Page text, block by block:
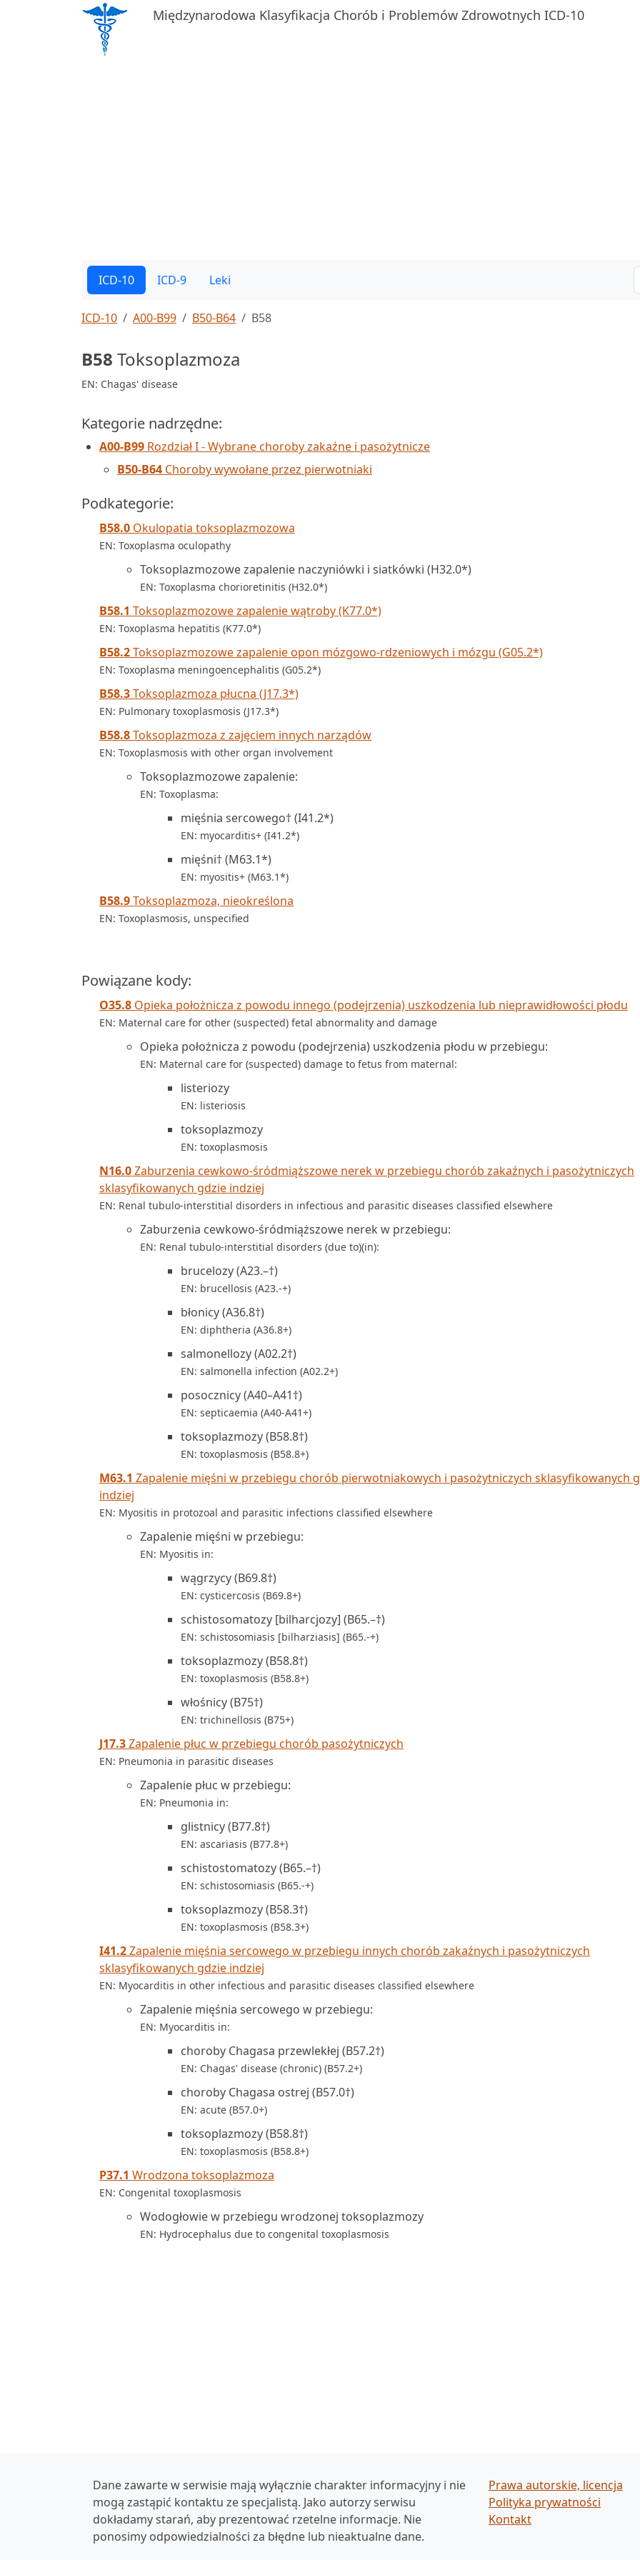
Międzynarodowa Klasyfikacja Chorób i Problemów Zdrowotnych ICD-10
ICD-10 ICD-9 Leki
ICD-10 A00-B99 B50-B64 B58
B58 Toksoplazmoza
EN: Chagas' disease
Kategorie nadrzędne:
A00-B99 Rozdział I - Wybrane choroby zakaźne i pasożytnicze
B50-B64 Choroby wywołane przez pierwotniaki
Podkategorie:
B58.0 Okulopatia toksoplazmozowa
EN: Toxoplasma oculopathy
Toksoplazmozowe zapalenie naczyniówki i siatkówki (H32.0*)
EN: Toxoplasma chorioretinitis (H32.0*)
B58.1 Toksoplazmozowe zapalenie wątroby (K77.0*)
EN: Toxoplasma hepatitis (K77.0*)
B58.2Toksoplazmozowe zapalenie opon mózgowo-rdzeniowych i mózgu (G05.2*)
EN: Toxoplasma meningoencephalitis (G05.2*)
B58.3Toksoplazmoza płucna (J17.3*)
EN: Pulmonary toxoplasmosis (J17.3*)
B58.8Toksoplazmoza z zajęciem innych narządów
EN: Toxoplasmosis with other organ involvement
Toksoplazmozowe zapalenie:
EN: Toxoplasma:
mięśnia sercowego† (I41.2*)
EN: myocarditis+ (I41.2*)
mięśni† (M63.1*)
EN: myositis+ (M63.1*)
B58.9Toksoplazmoza, nieokreślona
EN: Toxoplasmosis, unspecified
Powiązane kody:
O35.8 Opieka położnicza z powodu innego (podejrzenia) uszkodzenia lub nieprawidłowości płodu
EN: Maternal care for other (suspected) fetal abnormality and damage
Opieka położnicza z powodu (podejrzenia) uszkodzenia płodu w przebiegu:
EN: Maternal care for (suspected) damage to fetus from maternal:
listeriozy
EN: listeriosis
toksoplazmozy
EN: toxoplasmosis
N16.0Zaburzenia cewkowo-śródmiąższowe nerek w przebiegu chorób zakaźnych i pasożytniczych
sklasyfikowanych gdzie indziej
EN: Renal tubulo-interstitial disorders in infectious and parasitic diseases classified elsewhere
Zaburzenia cewkowo-śródmiąższowe nerek w przebiegu:
EN: Renal tubulo-interstitial disorders (due to)(in):
brucelozy (A23.–†)
EN: brucellosis (A23.-+)
błonicy (A36.8†)
EN: diphtheria (A36.8+)
salmonellozy (A02.2†)
EN: salmonella infection (A02.2+)
posocznicy (A40–A41†)
EN: septicaemia (A40-A41+)
toksoplazmozy (B58.8†)
EN: toxoplasmosis (B58.8+)
M63.1 Zapalenie mięśni w przebiegu chorób pierwotniakowych i pasożytniczych sklasyfikowanych
indziej
EN: Myositis in protozoal and parasitic infections classified elsewhere
Zapalenie mięśni w przebiegu:
EN: Myositis in:
wągrzycy (B69.8†)
EN: cysticercosis (B69.8+)
schistosomatozy [bilharcjozy] (B65.–†)
EN: schistosomiasis [bilharziasis] (B65.-+)
toksoplazmozy (B58.8†)
EN: toxoplasmosis (B58.8+)
włośnicy (B75†)
EN: trichinellosis (B75+)
J17.3Zapalenie płuc w przebiegu chorób pasożytniczych
EN: Pneumonia in parasitic diseases
Zapalenie płuc w przebiegu:
EN: Pneumonia in:
glistnicy (B77.8†)
EN: ascariasis (B77.8+)
schistostomatozy (B65.–†)
EN: schistosomiasis (B65.-+)
toksoplazmozy (B58.3†)
EN: toxoplasmosis (B58.3+)
I41.2Zapalenie mięśnia sercowego w przebiegu innych chorób zakaźnych i pasożytniczych
sklasyfikowanych gdzie indziej
EN: Myocarditis in other infectious and parasitic diseases classified elsewhere
Zapalenie mięśnia sercowego w przebiegu:
EN: Myocarditis in:
choroby Chagasa przewlekłej (B57.2†)
EN: Chagas' disease (chronic) (B57.2+)
choroby Chagasa ostrej (B57.0†)
EN: acute (B57.0+)
toksoplazmozy (B58.8†)
EN: toxoplasmosis (B58.8+)
P37.1 Wrodzona toksoplazmoza
EN: Congenital toxoplasmosis
Wodogłowie w przebiegu wrodzonej toksoplazmozy
EN: Hydrocephalus due to congenital toxoplasmosis
Dane zawarte w serwisie mają wyłącznie charakter informacyjny i nie
mogą zastąpić kontaktu ze specjalistą. Jako autorzy serwisu
dokładamy starań, aby prezentować rzetelne informacje. Nie
ponosimy odpowiedzialności za błędne lub nieaktualne dane.
Prawa autorskie, licencja
Polityka prywatności
Kontakt